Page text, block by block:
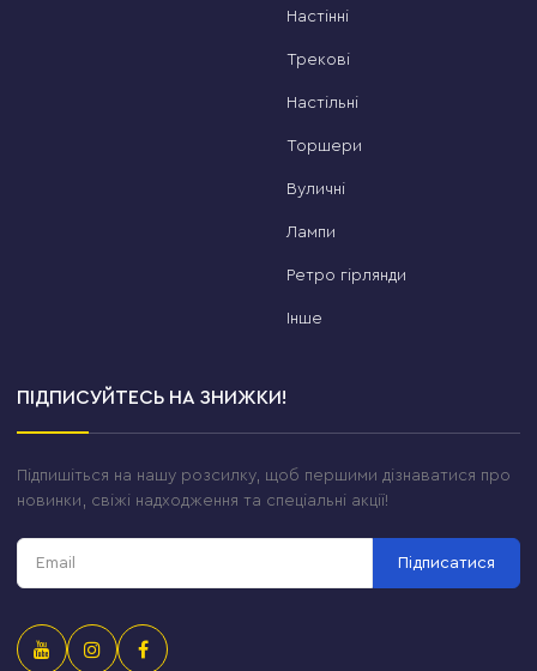
Настінні
Трекові
Настільні
Торшери
Вуличні
Лампи
Ретро гірлянди
Інше
ПІДПИСУЙТЕСЬ НА ЗНИЖКИ!
Підпишіться на нашу розсилку, щоб першими дізнаватися про
новинки, свіжі надходження та спеціальні акції!
Підписатися